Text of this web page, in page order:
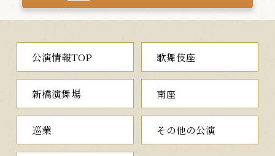
公演情報TOP 歌舞伎座
新橋演舞場 南座
巡業 その他の公演